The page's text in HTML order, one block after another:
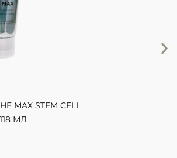
MAX STEM CELL
МЛ